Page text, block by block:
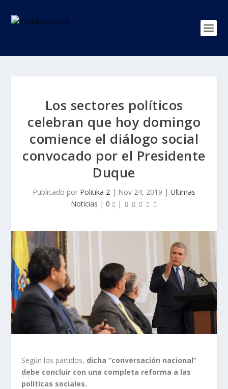
Los sectores políticos
celebran que hoy domingo
comience el diálogo social
convocado por el Presidente
Duque
Publicado por Politika 2 | Nov 24, 2019 | Ultimas
Noticias | 0 |
Según los partidos, dicha “conversación nacional”
debe concluir con una completa reforma a las
políticas sociales.